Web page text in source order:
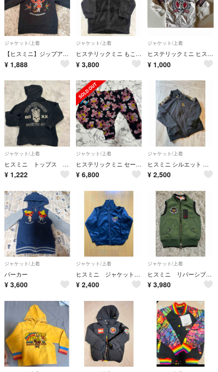
ジャケット/上着
【ヒスミニ】ジップアップパーカー【HYSTERIC MINI】
¥ 1,888
ジャケット/上着
ヒステリックミニ もこもこパーカー
¥ 3,800
ジャケット/上着
ヒステリックミニ ヒスミニ トレーナー パーカー
¥ 1,000
ジャケット/上着
ヒスミニ トップス パーカー 90 ベビー キッズ
¥ 1,222
ジャケット/上着
ヒステリックミニ セーラーテディ セトア
¥ 6,800
ジャケット/上着
ヒスミニ シルエット パーカー
¥ 2,500
ジャケット/上着
パーカー
¥ 3,600
ジャケット/上着
ヒスミニ ジャケット【100】
¥ 2,400
ジャケット/上着
ヒスミニ リバーシブルキッズ ベスト 中綿 90cm カーキ HG
¥ 3,980